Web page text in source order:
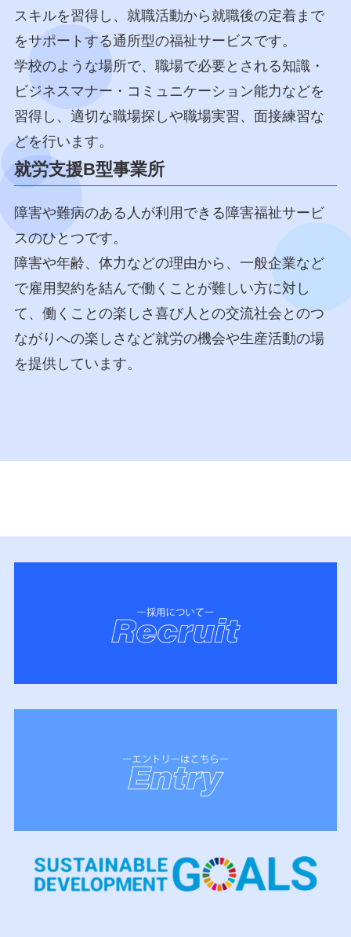
スキルを習得し、就職活動から就職後の定着まで
をサポートする通所型の福祉サービスです。
学校のような場所で、職場で必要とされる知識・
ビジネスマナー・コミュニケーション能力などを
習得し、適切な職場探しや職場実習、面接練習な
どを行います。
就労支援B型事業所
障害や難病のある人が利用できる障害福祉サービ
スのひとつです。
障害や年齢、体力などの理由から、一般企業など
で雇用契約を結んで働くことが難しい方に対し
て、働くことの楽しさ喜び人との交流社会とのつ
ながりへの楽しさなど就労の機会や生産活動の場
を提供しています。